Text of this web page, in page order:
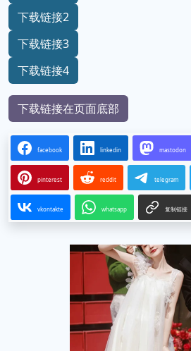
下载链接2
下载链接3
下载链接4
下载链接在页面底部
facebook linkedin mastodon
pinterest reddit telegram
vkontakte whatsapp 复制链接